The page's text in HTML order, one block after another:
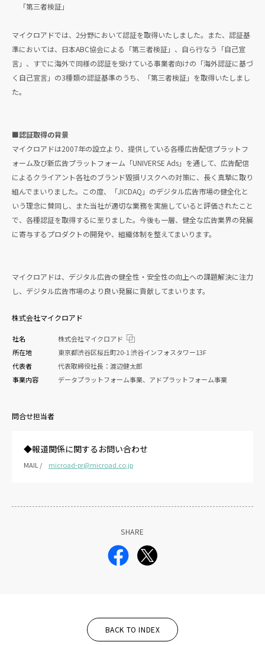
「第三者検証」
マイクロアドでは、2分野において認証を取得いたしました。また、認証基
準においては、日本ABC協会による「第三者検証」、自ら行なう「自己宣
言」、すでに海外で同様の認証を受けている事業者向けの「海外認証に基づ
く自己宣言」の3種類の認証基準のうち、「第三者検証」を取得いたしまし
た。
■認証取得の背景
マイクロアドは2007年の設立より、提供している各種広告配信プラットフ
ォーム及び新広告プラットフォーム「UNIVERSE Ads」を通して、広告配信
によるクライアント各社のブランド毀損リスクへの対策に、長く真摯に取り
組んでまいりました。この度、「JICDAQ」のデジタル広告市場の健全化と
いう理念に賛同し、また当社が適切な業務を実施していると評価されたこと
で、各種認証を取得するに至りました。今後も一層、健全な広告業界の発展
に寄与するプロダクトの開発や、組織体制を整えてまいります。
マイクロアドは、デジタル広告の健全性・安全性の向上への課題解決に注力
し、デジタル広告市場のより良い発展に貢献してまいります。
株式会社マイクロアド
社名
株式会社マイクロアド
所在地
東京都渋谷区桜丘町20-1 渋谷インフォスタワー13F
代表者
代表取締役社長：渡辺健太郎
事業内容
データプラットフォーム事業、アドプラットフォーム事業
問合せ担当者
◆報道関係に関するお問い合わせ
MAIL / microad-pr@microad.co.jp
SHARE
BACK TO INDEX